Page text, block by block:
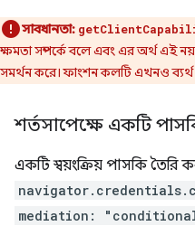
সাবধানতা:
ক্ষমতা সম্পর্কে বলে এবং এর অর্থ এই নয়
সমর্থন করে। ফাংশন কলটি এখনও ব্যর্থ
শর্তসাপেক্ষে একটি
একটি স্বয়ংক্রিয় পাসকি তৈরি
mediation: